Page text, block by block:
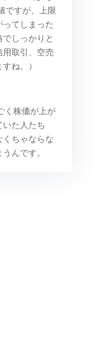
ですが、上限
てしまった
しっかりと
用取引、空売
ね。）
く株価が上が
いた人たち
くちゃならな
んです。